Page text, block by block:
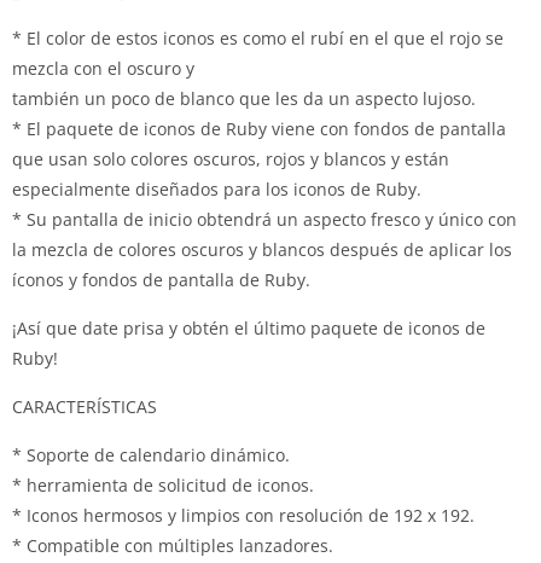
* El color de estos iconos es como el rubí en el que el rojo se
mezcla con el oscuro y
también un poco de blanco que les da un aspecto lujoso.
* El paquete de iconos de Ruby viene con fondos de pantalla
que usan solo colores oscuros, rojos y blancos y están
especialmente diseñados para los iconos de Ruby.
* Su pantalla de inicio obtendrá un aspecto fresco y único con
la mezcla de colores oscuros y blancos después de aplicar los
íconos y fondos de pantalla de Ruby.
¡Así que date prisa y obtén el último paquete de iconos de
Ruby!
CARACTERÍSTICAS
* Soporte de calendario dinámico.
* herramienta de solicitud de iconos.
* Iconos hermosos y limpios con resolución de 192 x 192.
* Compatible con múltiples lanzadores.